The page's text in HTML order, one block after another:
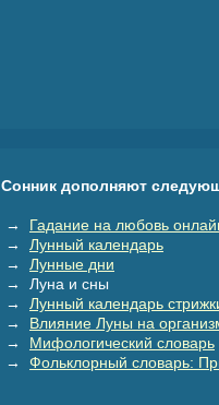
Сонник дополняют
→ Гадание на любовь
→ Лунный календарь
→ Лунные дни
→ Луна и сны
→ Лунный календарь
→ Влияние Луны на
→ Мифологический словарь
→ Фольклорный словарь: